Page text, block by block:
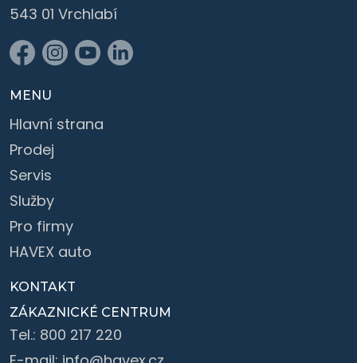
543 01 Vrchlabí
MENU
Hlavní strana
Prodej
Servis
Služby
Pro firmy
HAVEX auto
KONTAKT
ZÁKAZNICKÉ CENTRUM
Tel.: 800 217 220